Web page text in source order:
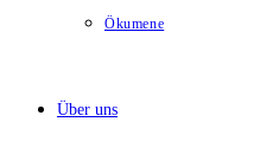
Ökumene
Über uns